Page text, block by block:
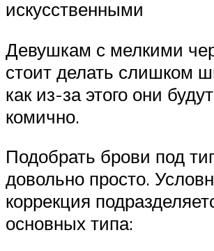
искусственными
Девушкам с мелкими
стоит делать слишком
как из-за этого они
комично.
Подобрать брови под
довольно просто.
коррекция
основных типа: